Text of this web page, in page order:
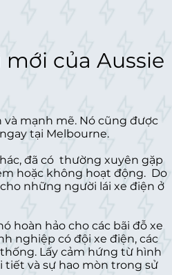
của Aussie
mạnh mẽ. Nó cũng được
tại Melbourne.
đã có thường xuyên gặp
hoặc không hoạt động. Do
những người lái xe điện ở
hoàn hảo cho các bãi đỗ xe
nghiệp có đội xe điện, các
Lấy cảm hứng từ hình
tiết và sự hao mòn trong sử